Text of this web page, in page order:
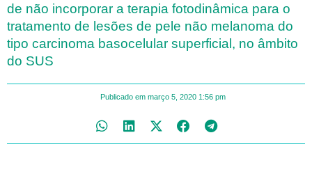
de não incorporar a terapia fotodinâmica para o
tratamento de lesões de pele não melanoma do
tipo carcinoma basocelular superficial, no âmbito
do SUS
Publicado em março 5, 2020 1:56 pm